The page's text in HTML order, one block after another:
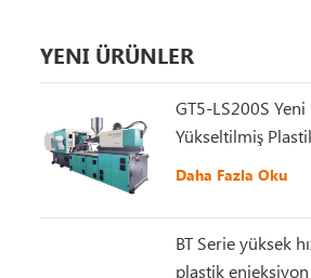
YENI ÜRÜNLER
GT5-LS200S Yeni
Yükseltilmiş
Enjeksiyon
Daha Fazla Oku
BT Serie yüksek
plastik enjeksiyon